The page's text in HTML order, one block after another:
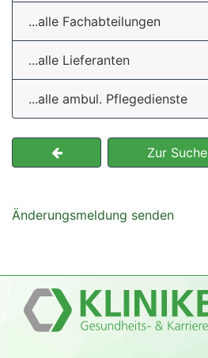
...alle Fachabteilungen
...alle Lieferanten
...alle ambul. Pflegedienste
Zur Suche
Änderungsmeldung senden